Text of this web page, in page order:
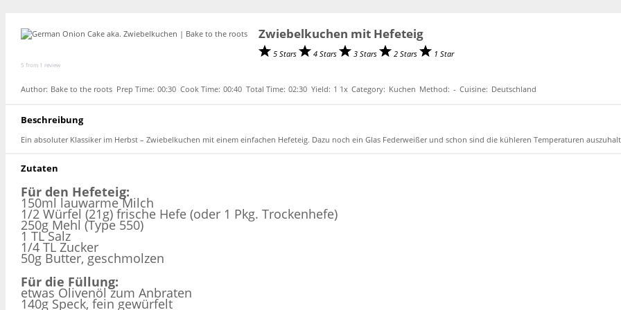
Zwiebelkuchen mit Hefeteig
5 Stars 4 Stars 3 Stars 2 Stars 1 Star
5 from 1 review
Author: Bake to the roots Prep Time: 00:30 Cook Time: 00:40 Total Time: 02:30 Yield: 1 1x Category: Kuchen Method: - Cuisine: Deutschland
Beschreibung
Ein absoluter Klassiker im Herbst – Zwiebelkuchen mit einem einfachen Hefeteig. Dazu noch ein Glas Federweißer und schon sind die kühleren Temperaturen
Zutaten
Für den Hefeteig:
150ml lauwarme Milch
1/2 Würfel (21g) frische Hefe (oder 1 Pkg. Trockenhefe)
250g Mehl (Type 550)
1 TL Salz
1/4 TL Zucker
50g Butter, geschmolzen
Für die Füllung:
etwas Olivenöl zum Anbraten
140g Speck, fein gewürfelt